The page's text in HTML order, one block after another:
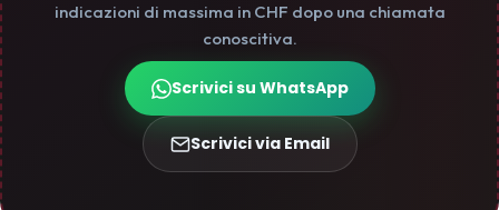
indicazioni di massima in CHF dopo una chiamata
conoscitiva.
Scrivici su WhatsApp
Scrivici via Email